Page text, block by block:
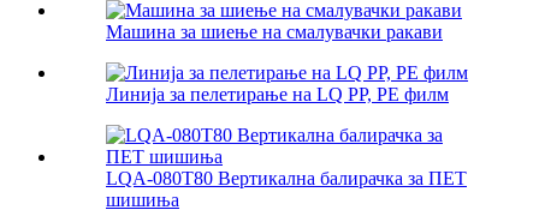
Машина за шиење на смалувачки ракави
Линија за пелетирање на LQ PP, PE филм
LQA-080T80 Вертикална балирачка за ПЕТ
шишиња